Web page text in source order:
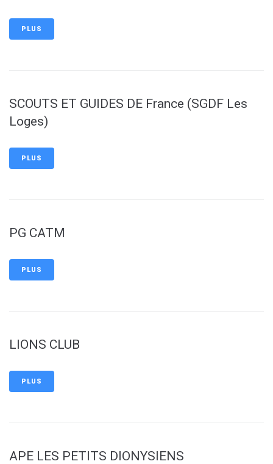
PLUS
SCOUTS ET GUIDES DE France (SGDF Les
Loges)
PLUS
PG CATM
PLUS
LIONS CLUB
PLUS
APE LES PETITS DIONYSIENS